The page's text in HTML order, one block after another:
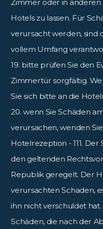
Zimmer oder in
Hotels zu lassen. Für
verursacht werden, sind
vollem Umfang
19. bitte prüfen Sie den
Zimmertür sorgfältig.
Sie sich bitte an die
20. wenn Sie Schäden
verursachen, wenden
Hotelrezeption - 111.
den geltenden
Republik geregelt. Der
verursachten Schaden,
ihn nicht verschuldet
Schäden, die nach der